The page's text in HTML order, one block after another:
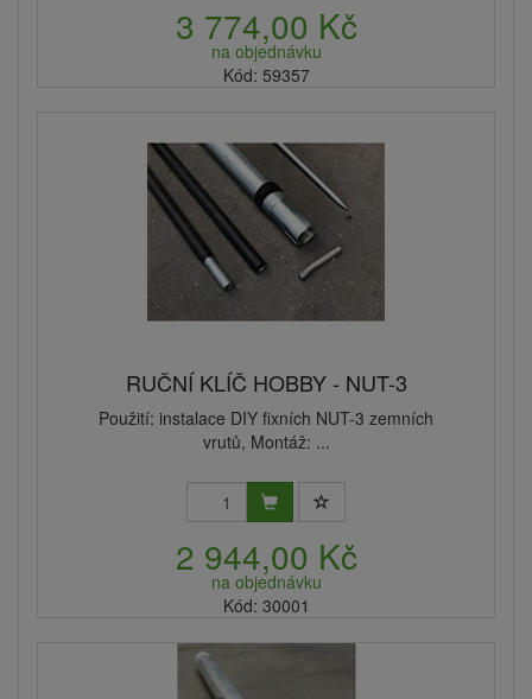
3 774,00 Kč
na objednávku
Kód: 59357
RUČNÍ KLÍČ HOBBY - NUT-3
Použití: instalace DIY fixních NUT-3 zemních
vrutů, Montáž: ...
2 944,00 Kč
na objednávku
Kód: 30001